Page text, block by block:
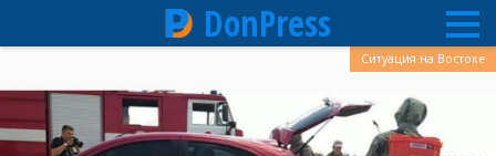
к
основному
содержанию
DonPress
Ситуация на Востоке